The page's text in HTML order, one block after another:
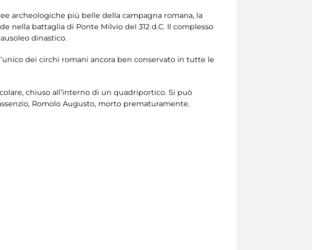
archeologiche più belle della campagna romana, la
nella battaglia di Ponte Milvio del 312 d.C. Il complesso
dinastico.
dei circhi romani ancora ben conservato in tutte le
chiuso all’interno di un quadriportico. Si può
Romolo Augusto, morto prematuramente.